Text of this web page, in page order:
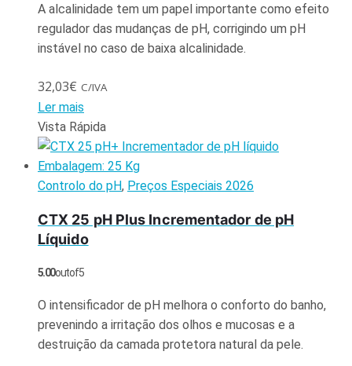
A alcalinidade tem um papel importante como efeito
regulador das mudanças de pH, corrigindo um pH
instável no caso de baixa alcalinidade.
32,03€ C/IVA
Ler mais
Vista Rápida
Controlo do pH, Preços Especiais 2026
CTX 25 pH Plus Incrementador de pH
Líquido
5.00out of 5
O intensificador de pH melhora o conforto do banho,
prevenindo a irritação dos olhos e mucosas e a
destruição da camada protetora natural da pele.